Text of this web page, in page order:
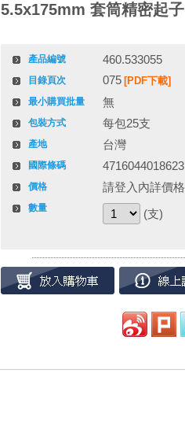
5.5x175mm 套筒精密起子
產品編號 460.533055
目錄頁次 075 [PDF下載]
最小購買批量 無
包裝方式 每包25支
產地 台灣
國際條碼 4716044018623
價格 請登入內詳價格
數量 (支)